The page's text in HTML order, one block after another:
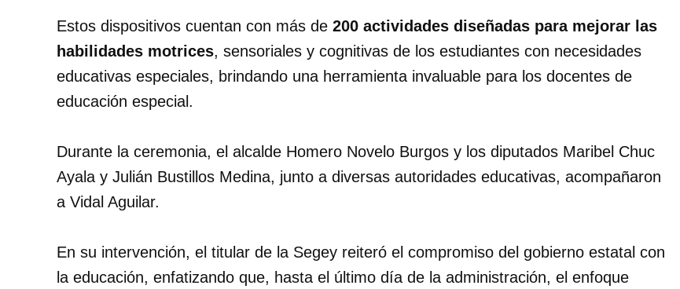
Estos dispositivos cuentan con más de 200 actividades diseñadas para mejorar las
habilidades motrices, sensoriales y cognitivas de los estudiantes con necesidades
educativas especiales, brindando una herramienta invaluable para los docentes de
educación especial.
Durante la ceremonia, el alcalde Homero Novelo Burgos y los diputados Maribel Chuc
Ayala y Julián Bustillos Medina, junto a diversas autoridades educativas, acompañaron
a Vidal Aguilar.
En su intervención, el titular de la Segey reiteró el compromiso del gobierno estatal con
la educación, enfatizando que, hasta el último día de la administración, el enfoque